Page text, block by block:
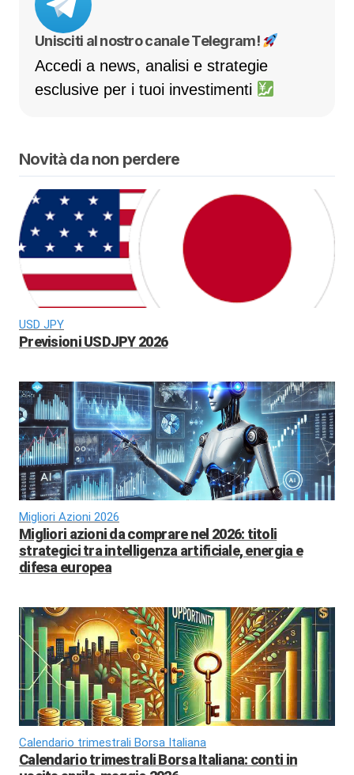
Unisciti al nostro canale Telegram!
Accedi a news, analisi e strategie
esclusive per i tuoi investimenti
Novità da non perdere
USD JPY
Previsioni USDJPY 2026
Migliori Azioni 2026
Migliori azioni da comprare nel 2026: titoli
strategici tra intelligenza artificiale, energia e
difesa europea
Calendario trimestrali Borsa Italiana
Calendario trimestrali Borsa Italiana: conti in